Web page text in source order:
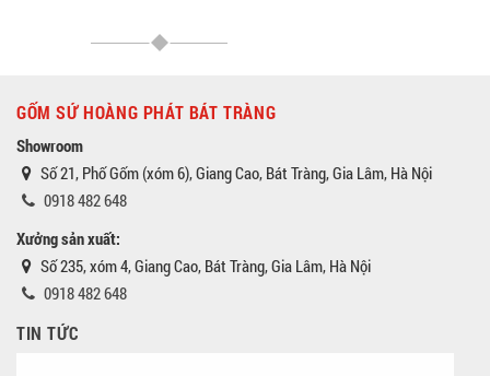
GỐM SỨ HOÀNG PHÁT BÁT TRÀNG
Showroom
Số 21, Phố Gốm (xóm 6), Giang Cao, Bát Tràng, Gia Lâm, Hà Nội
0918 482 648
Xưởng sản xuất:
Số 235, xóm 4, Giang Cao, Bát Tràng, Gia Lâm, Hà Nội
0918 482 648
TIN TỨC